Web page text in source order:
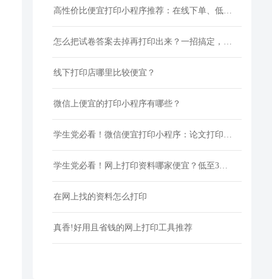
高性价比便宜打印小程序推荐：在线下单、低价快印、全国包邮
怎么把试卷答案去掉再打印出来？一招搞定，还省下打印费！
线下打印店哪里比较便宜？
微信上便宜的打印小程序有哪些？
学生党必看！微信便宜打印小程序：论文打印100页仅5元
学生党必看！网上打印资料哪家便宜？低至3分/页
在网上找的资料怎么打印
真香!好用且省钱的网上打印工具推荐